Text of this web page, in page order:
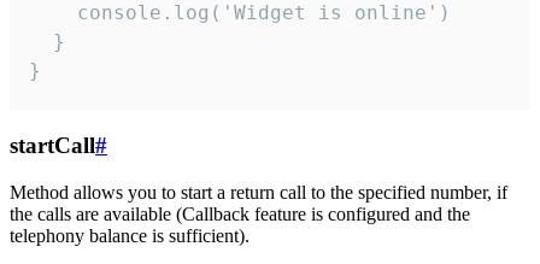
    console.log('Widget is online')
  }
}
startCall#
Method allows you to start a return call to the specified number, if
the calls are available (Callback feature is configured and the
telephony balance is sufficient).